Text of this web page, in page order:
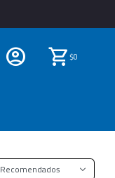
$0
Recomendados